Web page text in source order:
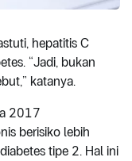
hepatitis C
“Jadi, bukan
katanya.
2017
berisiko lebih
tipe 2. Hal ini